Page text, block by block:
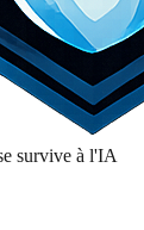
survive à l'IA